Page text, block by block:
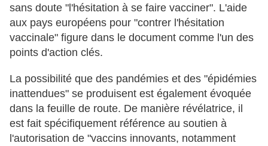
sans doute "l'hésitation à se faire vacciner". L'aide
aux pays européens pour "contrer l'hésitation
vaccinale" figure dans le document comme l'un des
points d'action clés.
La possibilité que des pandémies et des "épidémies
inattendues" se produisent est également évoquée
dans la feuille de route. De manière révélatrice, il
est fait spécifiquement référence au soutien à
l'autorisation de "vaccins innovants, notamment